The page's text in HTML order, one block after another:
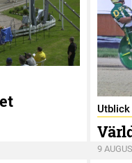
Utblick
9